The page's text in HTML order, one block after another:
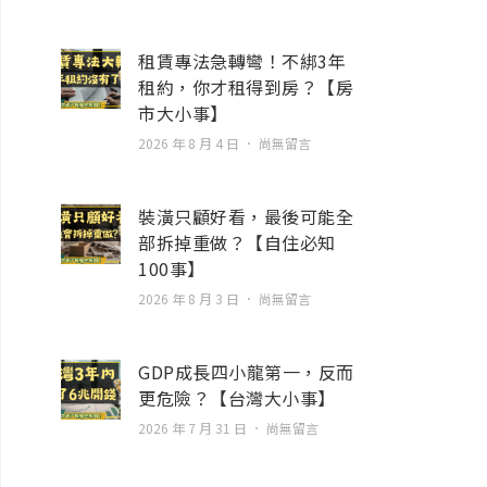
租賃專法急轉彎！不綁3年
租約，你才租得到房？【房
市大小事】
2026 年 8 月 4 日 尚無留言
裝潢只顧好看，最後可能全
部拆掉重做？【自住必知
100事】
2026 年 8 月 3 日 尚無留言
GDP成長四小龍第一，反而
更危險？【台灣大小事】
2026 年 7 月 31 日 尚無留言